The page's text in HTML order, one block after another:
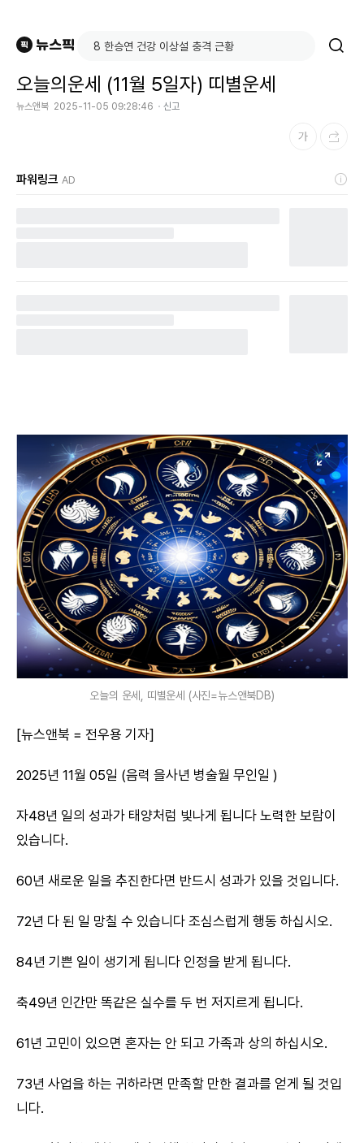
오늘의운세 (11월 5일자) 띠별운세
뉴스앤북 2025-11-05 09:28:46 신고
파워링크 AD
오늘의 운세, 띠별운세 (사진=뉴스앤북DB)
[뉴스앤북 = 전우용 기자]
2025년 11월 05일 (음력 을사년 병술월 무인일 )
자48년 일의 성과가 태양처럼 빛나게 됩니다 노력한 보람이
있습니다.
60년 새로운 일을 추진한다면 반드시 성과가 있을 것입니다.
72년 다 된 일 망칠 수 있습니다 조심스럽게 행동 하십시오.
84년 기쁜 일이 생기게 됩니다 인정을 받게 됩니다.
축49년 인간만 똑같은 실수를 두 번 저지르게 됩니다.
61년 고민이 있으면 혼자는 안 되고 가족과 상의 하십시오.
73년 사업을 하는 귀하라면 만족할 만한 결과를 얻게 될 것입
니다.